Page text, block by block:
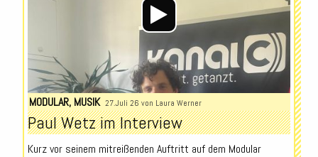
MODULAR, MUSIK 27.Juli 26 von Laura Werner
Paul Wetz im Interview
Kurz vor seinem mitreißenden Auftritt auf dem Modular